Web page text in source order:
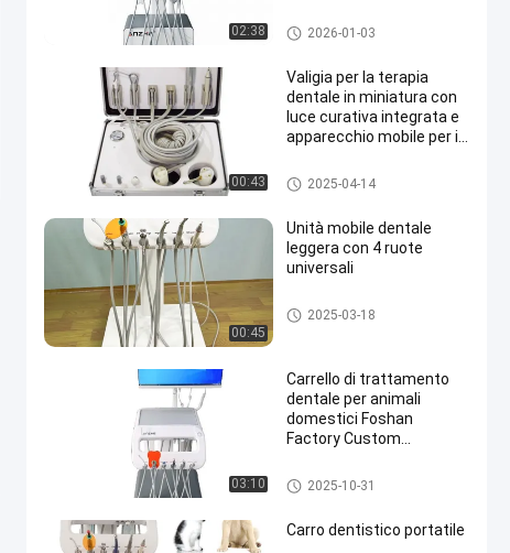
02:38
Dental Treatment Cart
OEM Dental Trolley
Apparecchiature dentistiche ve
terinarie
2026-01-03
00:43
Valigia per la terapia
dentale in miniatura con
luce curativa integrata e
apparecchio mobile per il
Carrello dentale mobile
2025-04-14
00:45
Unità mobile dentale
leggera con 4 ruote
universali
Carrello dentale mobile
2025-03-18
03:10
Carrello di trattamento
dentale per animali
domestici Foshan
Factory Custom
con fotocamera orale
Apparecchiature dentistiche ve
terinarie
2025-10-31
Carro dentistico portatile